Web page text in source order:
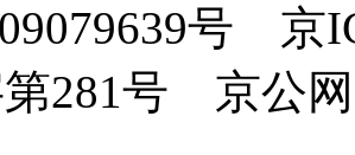
号 京
281号 京公网